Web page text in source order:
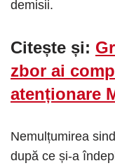
demisii.
Citește și:
zbor ai
atenționare
Nemulțumirea
după ce și-a